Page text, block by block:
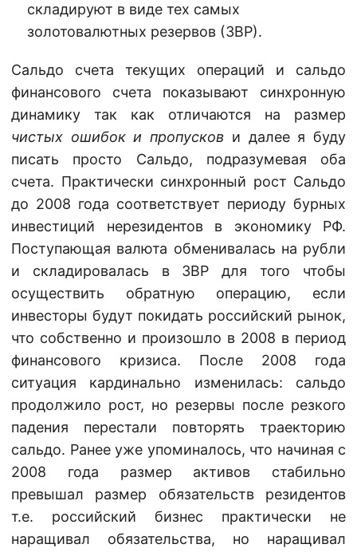
складируют в виде тех самых
золотовалютных резервов (ЗВР).
Сальдо счета текущих операций и сальдо
финансового счета показывают синхронную
динамику так как отличаются на размер
чистых ошибок и пропусков и далее я буду
писать просто Сальдо, подразумевая оба
счета. Практически синхронный рост Сальдо
до 2008 года соответствует периоду бурных
инвестиций нерезидентов в экономику РФ.
Поступающая валюта обменивалась на рубли
и складировалась в ЗВР для того чтобы
осуществить обратную операцию, если
инвесторы будут покидать российский рынок,
что собственно и произошло в 2008 в период
финансового кризиса. После 2008 года
ситуация кардинально изменилась: сальдо
продолжило рост, но резервы после резкого
падения перестали повторять траекторию
сальдо. Ранее уже упоминалось, что начиная с
2008 года размер активов стабильно
превышал размер обязательств резидентов
т.е. российский бизнес практически не
наращивал обязательства, но наращивал